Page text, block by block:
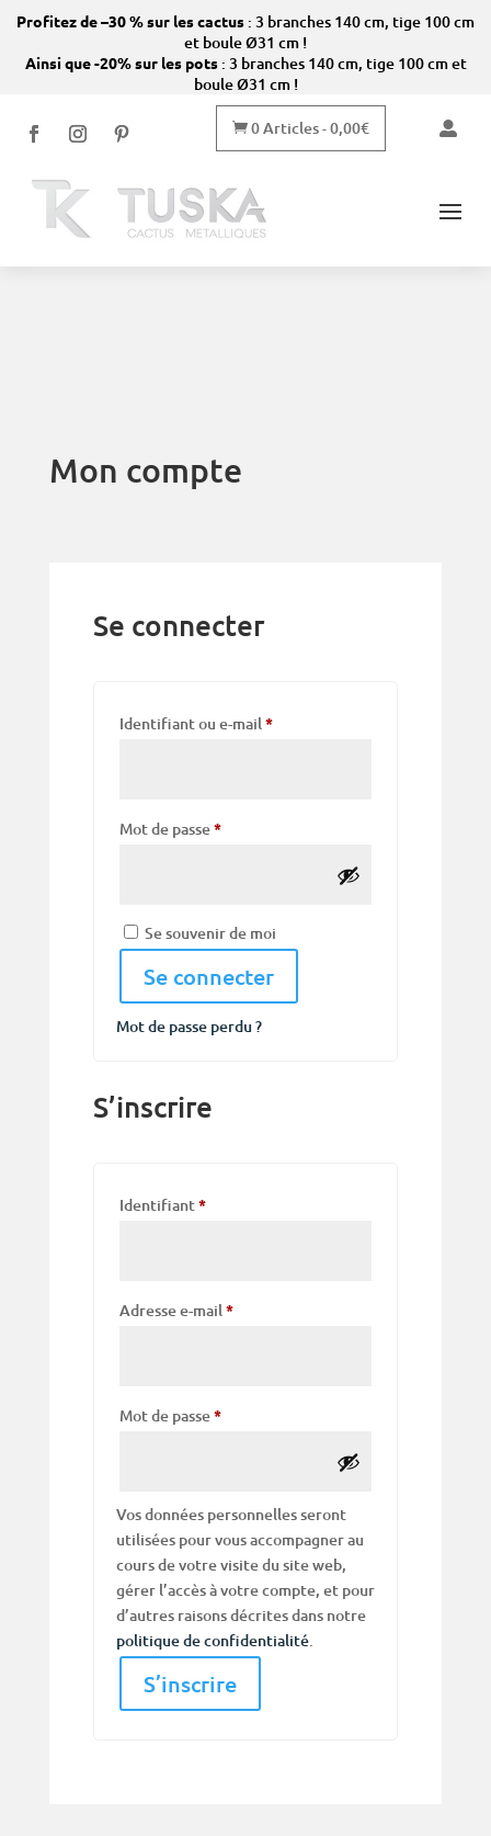
Profitez de –30 % sur les cactus: 3 branches 140 cm, tige 100 cm
et boule Ø31 cm !
Ainsi que -20% sur les pots: 3 branches 140 cm, tige 100 cm et
boule Ø31 cm !
 0 Articles - 0,00€ 
Mon compte
Se connecter
Identifiant ou e-mail*Obligatoire
Mot de passe*Obligatoire
Se souvenir de moi
Se connecter
Mot de passe perdu ?
S’inscrire
Identifiant*Obligatoire
Adresse e-mail*Obligatoire
Mot de passe*Obligatoire
Vos données personnelles seront
utilisées pour vous accompagner au
cours de votre visite du site web,
gérer l’accès à votre compte, et pour
d’autres raisons décrites dans notre
politique de confidentialité.
S’inscrire